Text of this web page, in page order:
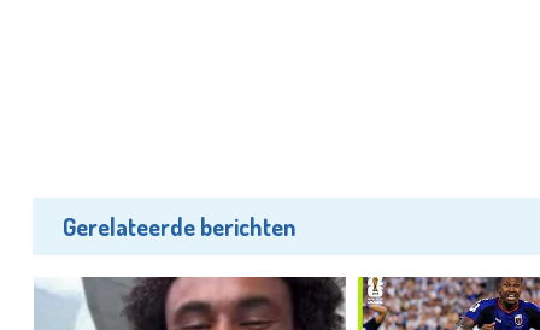
Gerelateerde berichten